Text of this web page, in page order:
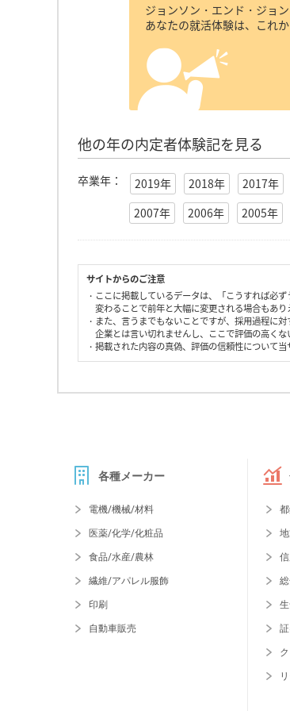
ジョンソン・エンド・ジョ
あなたの就活体験は、これ
他の年の内定者体験記を見る
卒業年： 2019年 2018年 2017年
2007年
2006年 2005年
サイトからのご注意
・ここに掲載しているデータは、「こうすれば必
変わることで前年と大幅に変更される場合もあり
・また、言うまでもないことですが、採用過程に
企業とは言い切れませんし、ここで評価の高くな
・掲載された内容の真偽、評価の信頼性について
各種メーカー
電機/機械/材料
医薬/化学/化粧品
食品/水産/農林
繊維/アパレル服飾
印刷
自動車販売